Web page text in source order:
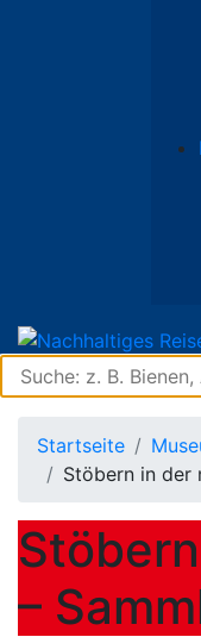
Startseite
Stöbern in der
–